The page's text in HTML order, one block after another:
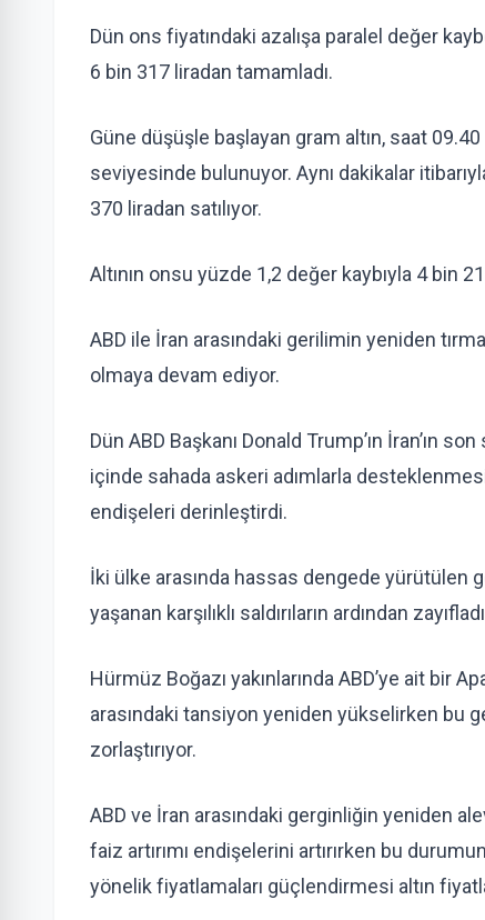
Dün ons fiyatındaki azalışa paralel değer
6 bin 317 liradan tamamladı.
Güne düşüşle başlayan gram altın, saat
seviyesinde bulunuyor. Aynı dakikalar
370 liradan satılıyor.
Altının onsu yüzde 1,2 değer kaybıyla 4 bin
ABD ile İran arasındaki gerilimin yeniden
olmaya devam ediyor.
Dün ABD Başkanı Donald Trump’ın İran’ın
içinde sahada askeri adımlarla
endişeleri derinleştirdi.
İki ülke arasında hassas dengede
yaşanan karşılıklı saldırıların ardından
Hürmüz Boğazı yakınlarında ABD’ye ait bir
arasındaki tansiyon yeniden yükselirken bu
zorlaştırıyor.
ABD ve İran arasındaki gerginliğin yeniden
faiz artırımı endişelerini artırırken bu
yönelik fiyatlamaları güçlendirmesi altın